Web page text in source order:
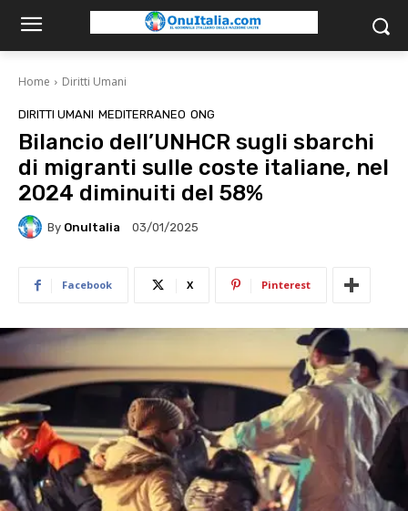
Home Diritti Umani
DIRITTI UMANI MEDITERRANEO ONG
Bilancio dell’UNHCR sugli sbarchi
di migranti sulle coste italiane, nel
2024 diminuiti del 58%
By OnuItalia 03/01/2025
Facebook X Pinterest